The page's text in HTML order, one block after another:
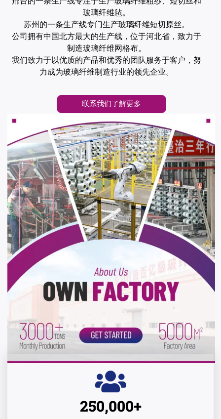
玻璃纤维毡。
苏州的一条生产线专门生产玻璃纤维短切原丝。
公司拥有中国北方最大的生产线，位于河北省，致力于
制造玻璃纤维网格布。
我们致力于以优质的产品和优秀的团队服务于客户，努
力成为玻璃纤维制造行业的领先企业。
联系我们了解更多
250,000+